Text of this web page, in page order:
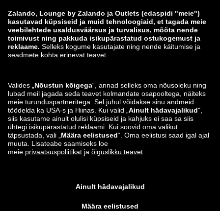
zalando-lounge.lt zalando-lounge.sk
zalando-lounge.ro zalando-lounge.hr
zalando-lounge.lu zalando-lounge.ee
zalando-lounge.lv zalando-lounge.no
Leiad meid ka siit
*Võrreldes soovitusliku jaehinnaga.